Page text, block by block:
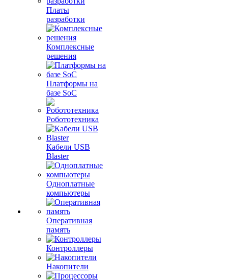
Платы
разработки
Комплексные
решения
Платформы на
базе SoC
Робототехника
Кабели USB
Blaster
Одноплатные
компьютеры
Оперативная
память
Контроллеры
Накопители